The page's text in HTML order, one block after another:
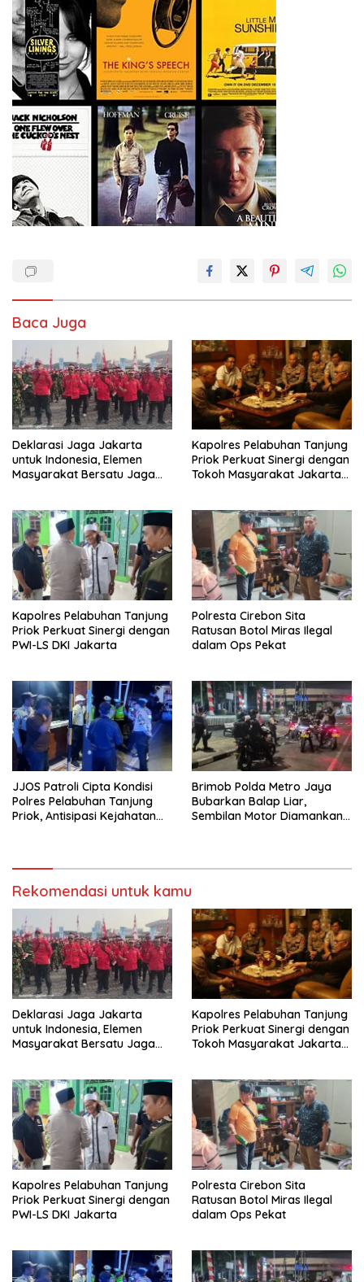
Baca Juga
Deklarasi Jaga Jakarta
untuk Indonesia, Elemen
Masyarakat Bersatu Jaga
Kapolres Pelabuhan Tanjung
Priok Perkuat Sinergi dengan
Tokoh Masyarakat Jakarta
Kapolres Pelabuhan Tanjung
Priok Perkuat Sinergi dengan
PWI-LS DKI Jakarta
Polresta Cirebon Sita
Ratusan Botol Miras Ilegal
dalam Ops Pekat
JJOS Patroli Cipta Kondisi
Polres Pelabuhan Tanjung
Priok, Antisipasi Kejahatan
Brimob Polda Metro Jaya
Bubarkan Balap Liar,
Sembilan Motor Diamankan
Rekomendasi untuk kamu
Deklarasi Jaga Jakarta
untuk Indonesia, Elemen
Masyarakat Bersatu Jaga
Kapolres Pelabuhan Tanjung
Priok Perkuat Sinergi dengan
Tokoh Masyarakat Jakarta
Kapolres Pelabuhan Tanjung
Priok Perkuat Sinergi dengan
PWI-LS DKI Jakarta
Polresta Cirebon Sita
Ratusan Botol Miras Ilegal
dalam Ops Pekat